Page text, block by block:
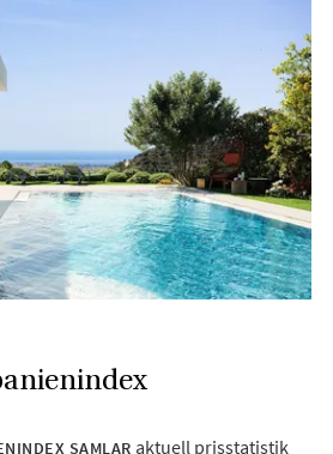
SAMLAR aktuell prisstatistik